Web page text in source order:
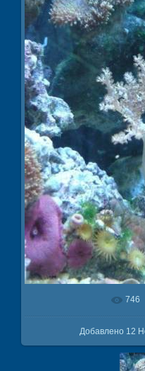
В реальном
746
Добавлено 12